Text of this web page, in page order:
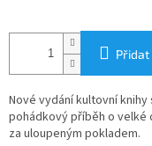
Přidat
Nové vydání kultovní
pohádkový příběh o velké
za uloupeným pokladem.